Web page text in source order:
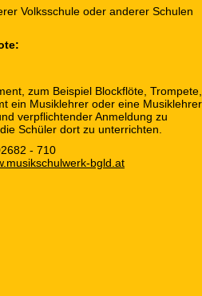
Volksschule oder anderer Schulen
zum Beispiel Blockflöte, Trompete,
ein Musiklehrer oder eine
verpflichtender Anmeldung zu
Schüler dort zu unterrichten.
- 710
bgld.at